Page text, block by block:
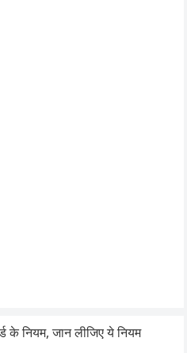
के नियम, जान लीजिए ये नियम